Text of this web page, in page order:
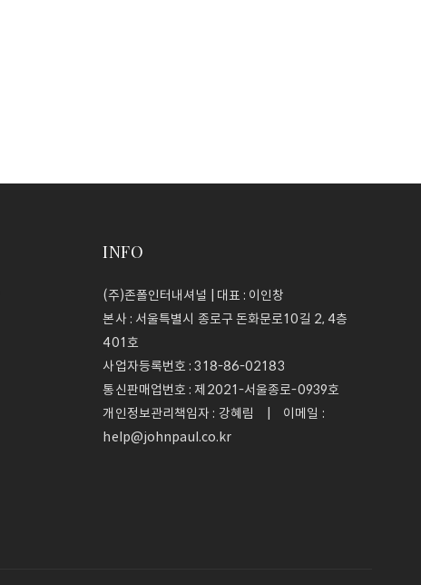
INFO
(주)존폴인터내셔널 | 대표 : 이인창
본사 : 서울특별시 종로구 돈화문로10길 2, 4층
401호
사업자등록번호 :318-86-02183
통신판매업번호 : 제2021-서울종로-0939호
개인정보관리책임자 : 강혜림 | 이메일 :
help@johnpaul.co.kr